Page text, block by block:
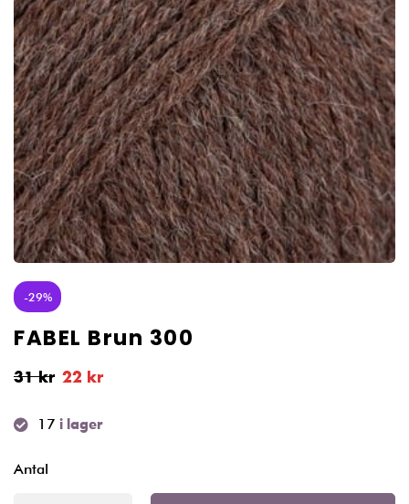
-29%
FABEL Brun 300
31kr 22 kr
17 i lager
Antal